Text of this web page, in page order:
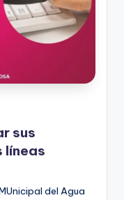
sus
líneas
del Agua